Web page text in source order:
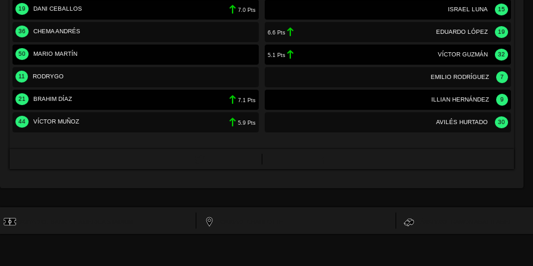
19 DANI CEBALLOS 7.0 Pts
36 CHEMA ANDRÉS
50 MARIO MARTÍN
11 RODRYGO
21 BRAHIM DÍAZ 7.1 Pts
44 VÍCTOR MUÑOZ 5.9 Pts
15
ISRAEL LUNA
19
EDUARDO LÓPEZ
6.6 Pts
32
VÍCTOR GUZMÁN
5.1 Pts
7
EMILIO RODRÍGUEZ
9
ILLIAN HERNÁNDEZ
30
AVILÉS HURTADO